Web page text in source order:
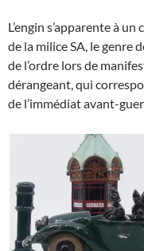
L’engin s’apparente à
de la milice SA, le genre
de l’ordre lors de
dérangeant, qui
de l’immédiat avant-